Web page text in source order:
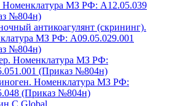
МЗ РФ: A12.05.039
№804н)
антикоагулянт (скрининг).
МЗ РФ: A09.05.029.001
№804н)
Номенклатура МЗ РФ:
(Приказ №804н)
Номенклатура МЗ РФ:
(Приказ №804н)
C Global